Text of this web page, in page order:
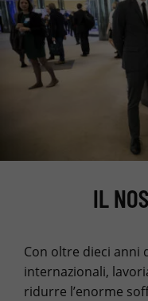
IL
Con oltre dieci anni
internazionali,
ridurre l’enorme